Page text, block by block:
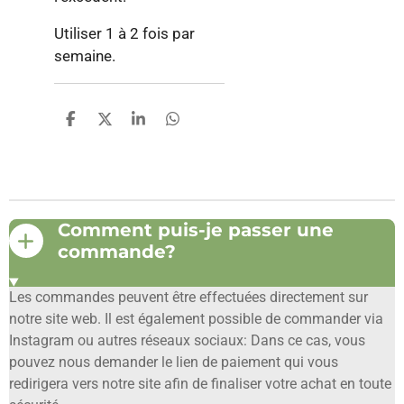
Utiliser 1 à 2 fois par
semaine.
P
g
e
r
P
g
e
r
P
g
e
r
P
g
e
r
Comment puis-je passer une
commande?
Les commandes peuvent être effectuées directement sur
notre site web. Il est également possible de commander via
Instagram ou autres réseaux sociaux: Dans ce cas, vous
pouvez nous demander le lien de paiement qui vous
redirigera vers notre site afin de finaliser votre achat en toute